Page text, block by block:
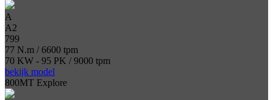
A
A2
799
77 N.m / 6600 tpm
70 KW - 95 PK / 9000 tpm
bekijk model
800MT Explore